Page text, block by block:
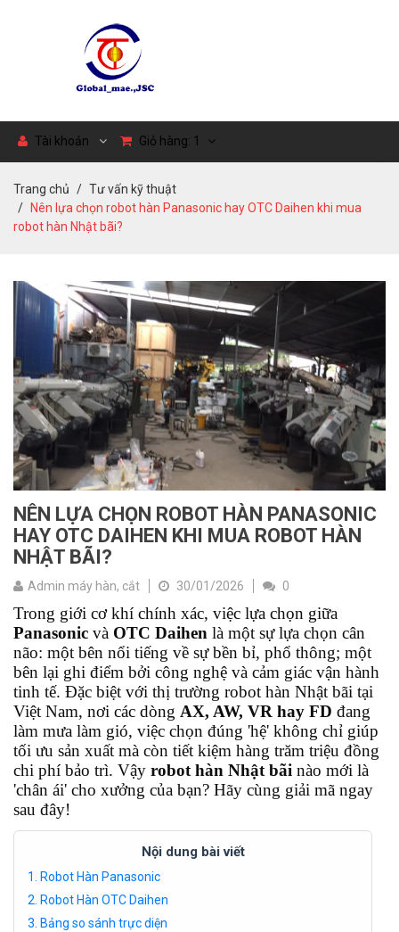
Tài khoản Giỏ hàng: 1
Trang chủ
Tư vấn kỹ thuật
Nên lựa chọn robot hàn Panasonic hay OTC Daihen khi mua
robot hàn Nhật bãi?
NÊN LỰA CHỌN ROBOT HÀN PANASONIC
HAY OTC DAIHEN KHI MUA ROBOT HÀN
NHẬT BÃI?
Admin máy hàn, cắt 30/01/2026 0
Trong giới cơ khí chính xác, việc lựa chọn giữa
Panasonic và OTC Daihen là một sự lựa chọn cân
não: một bên nổi tiếng về sự bền bỉ, phổ thông; một
bên lại ghi điểm bởi công nghệ và cảm giác vận hành
tinh tế. Đặc biệt với thị trường robot hàn Nhật bãi tại
Việt Nam, nơi các dòng AX, AW, VR hay FD đang
làm mưa làm gió, việc chọn đúng 'hệ' không chỉ giúp
tối ưu sản xuất mà còn tiết kiệm hàng trăm triệu đồng
chi phí bảo trì. Vậy robot hàn Nhật bãi nào mới là
'chân ái' cho xưởng của bạn? Hãy cùng giải mã ngay
sau đây!
Nội dung bài viết
1. Robot Hàn Panasonic
2. Robot Hàn OTC Daihen
3. Bảng so sánh trực diện